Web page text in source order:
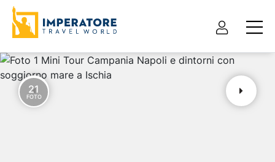
21
FOTO